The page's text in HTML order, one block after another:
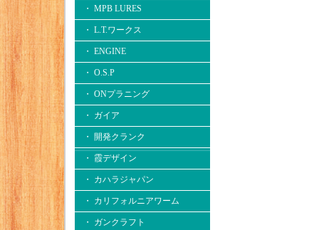
・ MPB LURES
・ L.T.ワークス
・ ENGINE
・ O.S.P
・ ONプラニング
・ ガイア
・ 開発クランク
・ 霞デザイン
・ カハラジャパン
・ カリフォルニアワーム
・ ガンクラフト